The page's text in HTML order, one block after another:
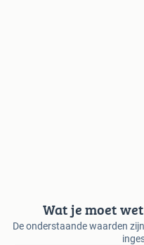
Wat je moet
De onderstaande waarden